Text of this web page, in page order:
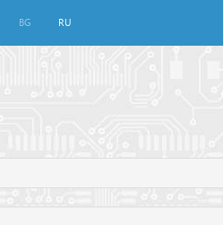
BG RU